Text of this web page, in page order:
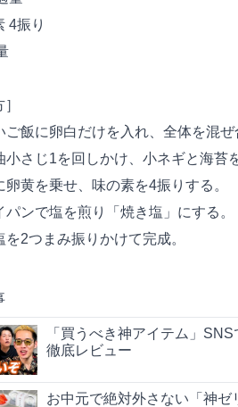
4振り
ご飯に卵白だけを入れ、全体を混ぜ
小さじ1を回しかけ、小ネギと海苔
卵黄を乗せ、味の素を4振りする。
パンで塩を煎り「焼き塩」にする。
を2つまみ振りかけて完成。
「買うべき神アイテム」
徹底レビュー
お中元で絶対外さない「神